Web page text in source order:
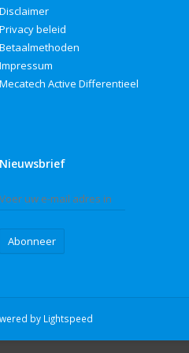
Disclaimer
Privacy beleid
Betaalmethoden
Impressum
Mecatech Active Differentieel
Nieuwsbrief
Abonneer
by Lightspeed